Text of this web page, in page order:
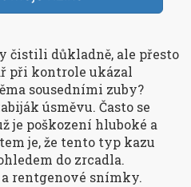
čistili důkladně, ale přesto
při kontrole ukázal
sousedními zuby?
úsměvu. Často se
je poškození hluboké a
je, že tento typ kazu
do zrcadla.
rentgenové snímky.